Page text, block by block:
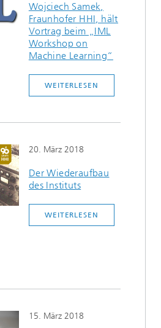
Wojciech Samek,
Fraunhofer HHI, hält
Vortrag beim „IML
Workshop on
Machine Learning“
WEITERLESEN
20. März 2018
Der Wiederaufbau
des Instituts
WEITERLESEN
15. März 2018